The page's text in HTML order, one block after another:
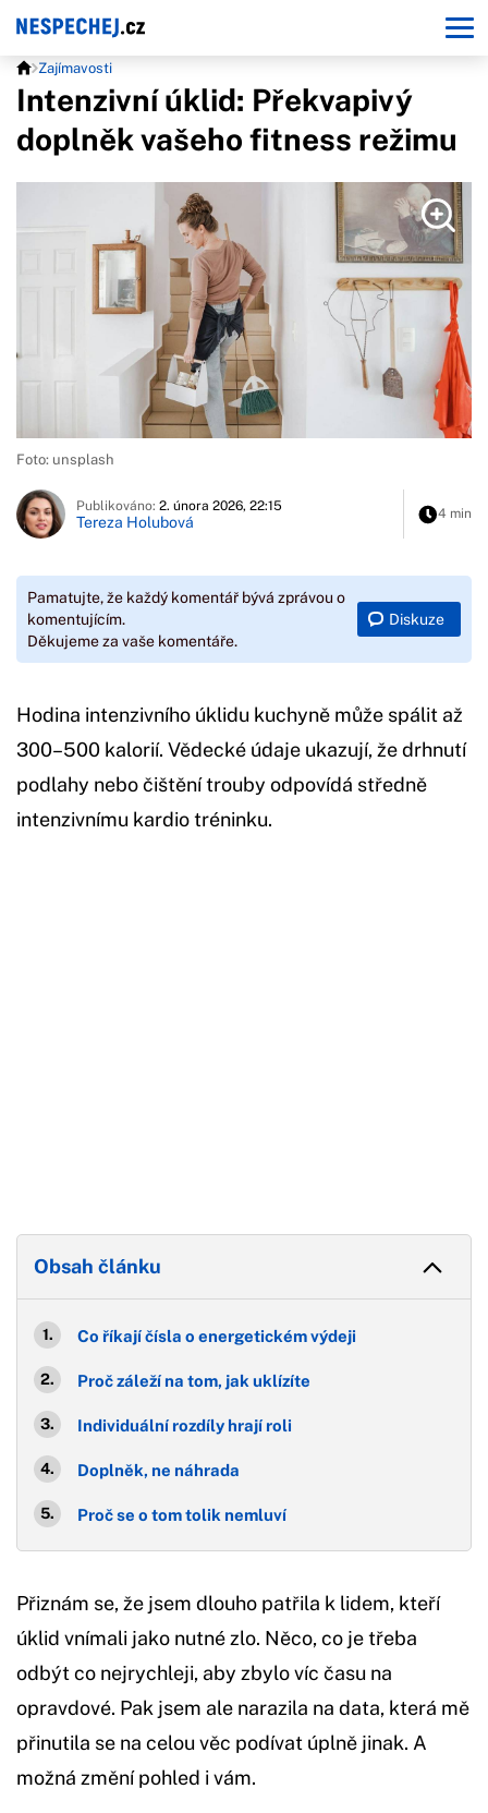
Zajímavosti
Intenzivní úklid: Překvapivý
doplněk vašeho fitness režimu
Foto: unsplash
Publikováno: 2. února 2026, 22:15
Tereza Holubová 4 min
Pamatujte, že každý komentář bývá zprávou o
komentujícím.
Děkujeme za vaše komentáře.
Diskuze
Hodina intenzivního úklidu kuchyně může spálit až
300–500 kalorií. Vědecké údaje ukazují, že drhnutí
podlahy nebo čištění trouby odpovídá středně
intenzivnímu kardio tréninku.
Obsah článku
Co říkají čísla o energetickém výdeji
Proč záleží na tom, jak uklízíte
Individuální rozdíly hrají roli
Doplněk, ne náhrada
Proč se o tom tolik nemluví
Přiznám se, že jsem dlouho patřila k lidem, kteří
úklid vnímali jako nutné zlo. Něco, co je třeba
odbýt co nejrychleji, aby zbylo víc času na
opravdové. Pak jsem ale narazila na data, která mě
přinutila se na celou věc podívat úplně jinak. A
možná změní pohled i vám.